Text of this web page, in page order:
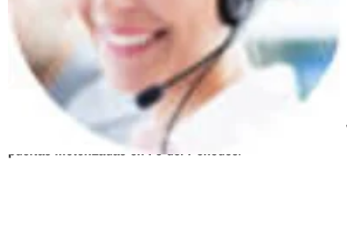
Persianas enrollables, Puertas correderas, Puertas
batientes, Puertas seccionales, Correderas automáticas
de cristal, Sistemas de anti-cizallamiento, Puertas
peatonales, Puertas basculantes, Puertas radio
frecuencia, Urgencias 24 horas, Mantenimiento de
Servicio tecnico, expertos en automatismos y
puertas motorizadas en Fe del Penedès.